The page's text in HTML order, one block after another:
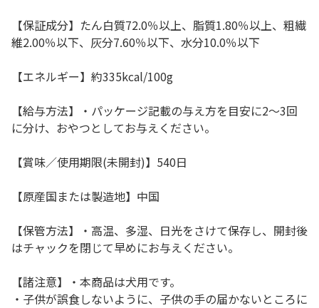
【保証成分】たん白質72.0％以上、脂質1.80％以上、粗繊
維2.00％以下、灰分7.60％以下、水分10.0％以下
【エネルギー】約335kcal/100g
【給与方法】・パッケージ記載の与え方を目安に2～3回
に分け、おやつとしてお与えください。
【賞味／使用期限(未開封)】540日
【原産国または製造地】中国
【保管方法】・高温、多湿、日光をさけて保存し、開封後
はチャックを閉じて早めにお与えください。
【諸注意】・本商品は犬用です。
・子供が誤食しないように、子供の手の届かないところに